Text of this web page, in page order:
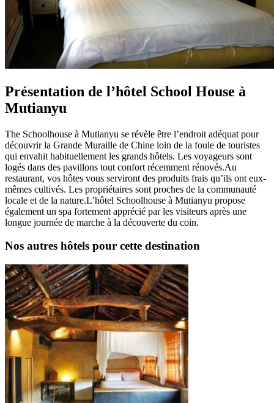
Présentation de l’hôtel School House à
Mutianyu
The Schoolhouse à Mutianyu se révèle être l’endroit adéquat pour
découvrir la Grande Muraille de Chine loin de la foule de touristes
qui envahit habituellement les grands hôtels. Les voyageurs sont
logés dans des pavillons tout confort récemment rénovés.Au
restaurant, vos hôtes vous serviront des produits frais qu’ils ont eux-
mêmes cultivés. Les propriétaires sont proches de la communauté
locale et de la nature.L’hôtel Schoolhouse à Mutianyu propose
également un spa fortement apprécié par les visiteurs après une
longue journée de marche à la découverte du coin.
Nos autres hôtels pour cette destination